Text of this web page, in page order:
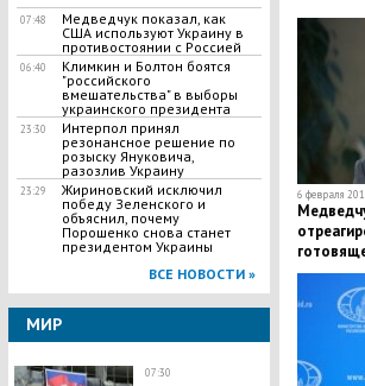
07:48
Медведчук показал, как
США используют Украину в
противостоянии с Россией
06:40
Климкин и Болтон боятся
"российского
вмешательства" в выборы
украинского президента
23:30
Интерпол принял
резонансное решение по
розыску Януковича,
разозлив Украину
23:29
Жириновский исключил
победу Зеленского и
объяснил, почему
Порошенко снова станет
президентом Украины
ВСЕ НОВОСТИ »
МИР
07:30
6 февраля